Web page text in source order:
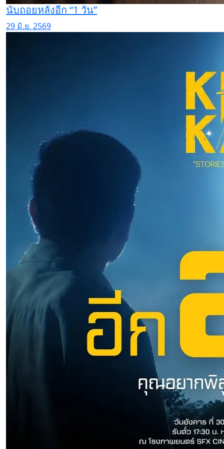
นับถอยหลังอีก “1 วัน”
29 มิ.ย. 2569